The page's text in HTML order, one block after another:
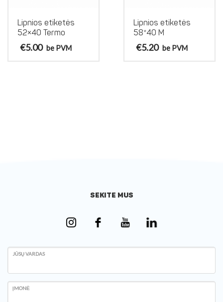
product
page
Lipnios etiketės
52×40 Termo
€5.00 be PVM
Lipnios etiketės
58*40 M
€5.20 be PVM
SEKITE MUS
JŪSŲ VARDAS
ĮMONĖ